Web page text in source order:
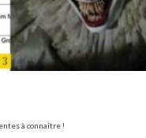
à connaître !